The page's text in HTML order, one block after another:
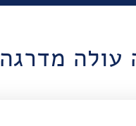
עולה מדרגה